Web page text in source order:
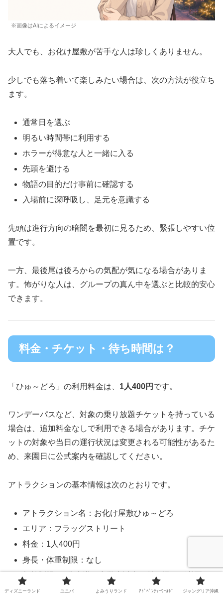
※画像はAIによるイメージ
大人でも、お化け屋敷が苦手な人は珍しくありません。
少しでも落ち着いて楽しみたい場合は、次の方法が役立ち
ます。
通常日を選ぶ
明るい時間帯に利用する
ホラーが得意な人と一緒に入る
先頭を避ける
物語の目的だけ事前に確認する
入場前に深呼吸し、足元を意識する
先頭は進行方向の暗闇を最初に見るため、緊張しやすい位
置です。
一方、最後尾は後ろからの気配が気になる場合がありま
す。怖がりな人は、グループの真ん中を選ぶと比較的安心
できます。
料金・チケット・待ち時間は？
「ひゅ～どろ」の利用料金は、 1人400円 です。
ワンデーパスなど、対象の乗り放題チケットを持っている
場合は、追加料金なしで利用できる場合があります。チケ
ットの対象や当日の運行状況は変更される可能性があるた
め、来園日に公式案内を確認してください。
アトラクションの基本情報は次のとおりです。
アトラクション名：お化け屋敷ひゅ～どろ
エリア：フラッグストリート
料金：1人400円
身長・体重制限：なし
年齢制限：5歳未満は中学生以上の付き添いが必要
特徴：雨の日でも利用可能
ディズニーランド ユニバ よみうりランド ｱﾄﾞﾍﾞﾝﾁｬｰﾜｰﾙﾄﾞ ジャングリア沖縄